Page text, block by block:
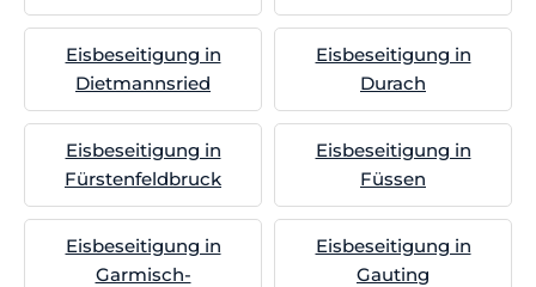
Eisbeseitigung in
Dietmannsried
Eisbeseitigung in
Durach
Eisbeseitigung in
Fürstenfeldbruck
Eisbeseitigung in
Füssen
Eisbeseitigung in
Garmisch-
Eisbeseitigung in
Gauting